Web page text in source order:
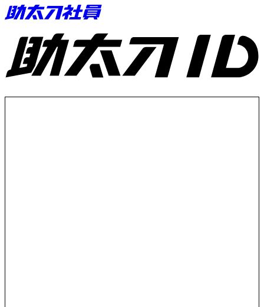
助太刀ID